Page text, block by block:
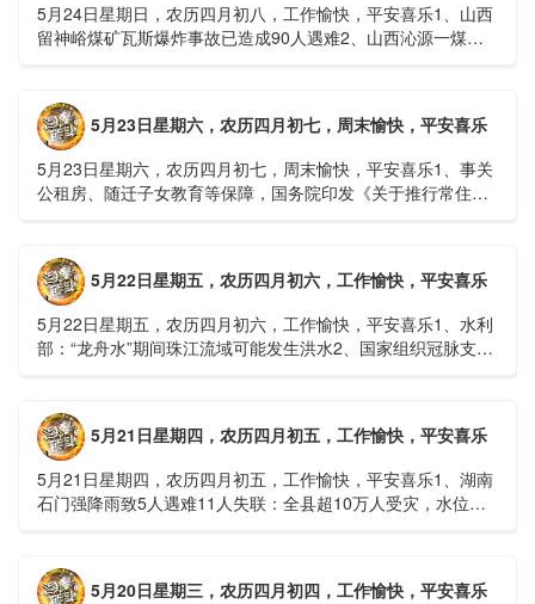
5月24日星期日，农历四月初八，工作愉快，平安喜乐1、山西
留神峪煤矿瓦斯爆炸事故已造成90人遇难2、山西沁源一煤矿
5月23日星期六，农历四月初七，周末愉快，平安喜乐
5月23日星期六，农历四月初七，周末愉快，平安喜乐1、事关
公租房、随迁子女教育等保障，国务院印发《关于推行常住地
5月22日星期五，农历四月初六，工作愉快，平安喜乐
5月22日星期五，农历四月初六，工作愉快，平安喜乐1、水利
部：“龙舟水”期间珠江流域可能发生洪水2、国家组织冠脉支架
5月21日星期四，农历四月初五，工作愉快，平安喜乐
5月21日星期四，农历四月初五，工作愉快，平安喜乐1、湖南
石门强降雨致5人遇难11人失联：全县超10万人受灾，水位正
5月20日星期三，农历四月初四，工作愉快，平安喜乐